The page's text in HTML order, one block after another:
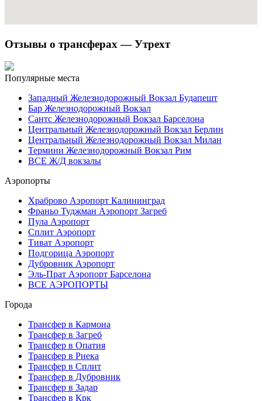
Отзывы о трансферах — Утрехт
Популярные места
Западный Железнодорожный Вокзал Будапешт
Бар Железнодорожный Вокзал
Сантс Железнодорожный Вокзал Барселона
Центральный Железнодорожный Вокзал Берлин
Центральный Железнодорожный Вокзал Милан
Термини Железнодорожный Вокзал Рим
ВСЕ Ж/Д вокзалы
Аэропорты
Храброво Аэропорт Калининград
Франьо Туджман Аэропорт Загреб
Пула Аэропорт
Сплит Аэропорт
Тиват Аэропорт
Подгорица Аэропорт
Дубровник Аэропорт
Эль-Прат Аэропорт Барселона
ВСЕ АЭРОПОРТЫ
Города
Трансфер в Кармона
Трансфер в Загреб
Трансфер в Опатия
Трансфер в Риека
Трансфер в Сплит
Трансфер в Дубровник
Трансфер в Задар
Трансфер в Крк